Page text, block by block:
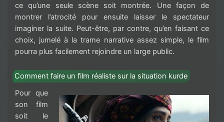
ce qu’une seule scène soit montrée. Une façon de
montrer l’atrocité pour ensuite laisser le spectateur
imaginer la suite. Peut-être, par contre, qu’en faisant ce
choix, jumelé à la trame narrative assez simple, le film
pourra plus facilement rejoindre un large public.
Comment faire un film réaliste sur la situation kurde
Pour que
son film
soit le